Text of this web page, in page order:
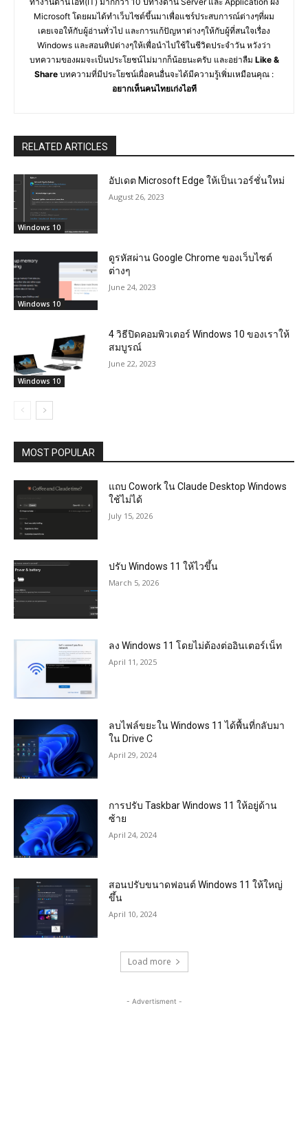
Microsoft โดยผมได้ทำเว็บไซต์ขึ้นมาเพื่อแชร์ประสบการณ์ต่างๆที่ผม
เคยเจอให้กับผู้อ่านทั่วไป และการแก้ปัญหาต่างๆให้กับผู้ที่สนใจเรื่อง
Windows และสอนทิปต่างๆให้เพื่อนำไปใช้ในชีวิตประจำวัน หวังว่า
บทความของผมจะเป็นประโยชน์ไม่มากก็น้อยนะครับ และอย่าลืม Like &
Share บทความที่มีประโยชน์เผื่อคนอื่นจะได้มีความรู้เพิ่มเหมือนคุณ :
อยากเห็นคนไทยเก่งไอที
RELATED ARTICLES
Windows 10
อัปเดต Microsoft Edge ให้เป็นเวอร์ชั่นใหม่
August 26, 2023
Windows 10
ดูรหัสผ่าน Google Chrome ของเว็บไซต์
ต่างๆ
June 24, 2023
Windows 10
4 วิธีปิดคอมพิวเตอร์ Windows 10 ของเราให้
สมบูรณ์
June 22, 2023
MOST POPULAR
แถบ Cowork ใน Claude Desktop Windows
ใช้ไม่ได้
July 15, 2026
ปรับ Windows 11 ให้ไวขึ้น
March 5, 2026
ลง Windows 11 โดยไม่ต้องต่ออินเตอร์เน็ท
April 11, 2025
ลบไฟล์ขยะใน Windows 11 ได้พื้นที่กลับมา
ใน Drive C
April 29, 2024
การปรับ Taskbar Windows 11 ให้อยู่ด้าน
ซ้าย
April 24, 2024
สอนปรับขนาดฟอนต์ Windows 11 ให้ใหญ่
ขึ้น
April 10, 2024
Load more
- Advertisment -